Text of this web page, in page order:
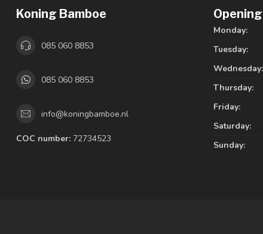
Koning Bamboe
085 060 8853
085 060 8853
info@koningbamboe.nl
COC number: 72734523
Monday:
Tuesday:
Wednesday:
Thursday:
Friday:
Saturday:
Sunday: